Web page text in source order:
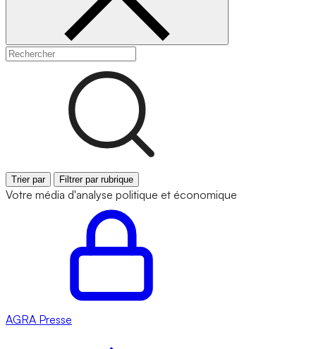
Trier par Filtrer par rubrique
Votre média d'analyse politique et économique
AGRA Presse